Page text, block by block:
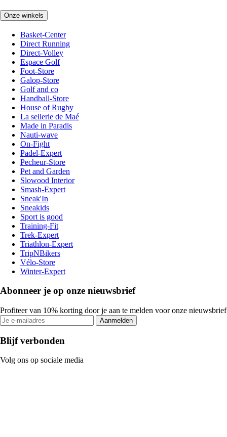
Onze winkels
Basket-Center
Direct Running
Direct-Volley
Espace Golf
Foot-Store
Galop-Store
Golf and co
Handball-Store
House of Rugby
La sellerie de Maé
Made in Paradis
Nauti-wave
On-Fight
Padel-Expert
Pecheur-Store
Pet and Garden
Slowood Interior
Smash-Expert
Sneak'In
Sneakids
Sport is good
Training-Fit
Trek-Expert
Triathlon-Expert
TripNBikers
Vélo-Store
Winter-Expert
Abonneer je op onze nieuwsbrief
Profiteer van 10% korting door je aan te melden voor onze nieuwsbrief
Aanmelden
Blijf verbonden
Volg ons op sociale media